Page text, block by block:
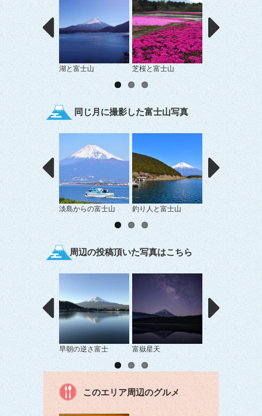
湖と富士山 芝桜と富士山
本栖湖から撮っ
山
同じ月に撮影した富士山写真
淡島からの富士山 釣り人と富士山
富士山と漁船が
周辺の投稿頂いた写真はこちら
早朝の逆さ富士 富嶽星天 雲の中の富士山
このエリア周辺のグルメ